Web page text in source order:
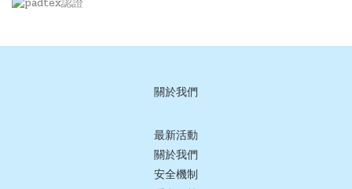
關於我們
最新活動
關於我們
安全機制